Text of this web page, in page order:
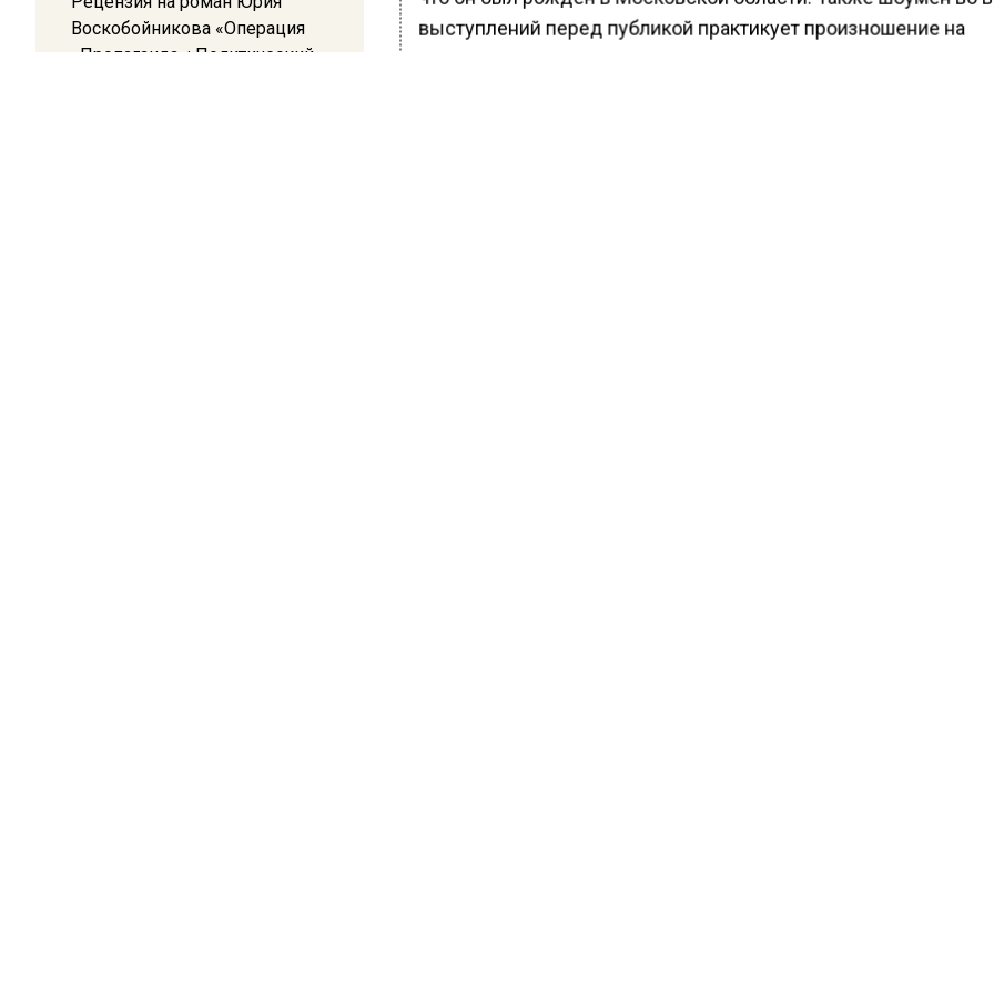
Воскобойникова «Операция
«Пропаганда»: Политический
выступлений перед публикой практикует произношение на